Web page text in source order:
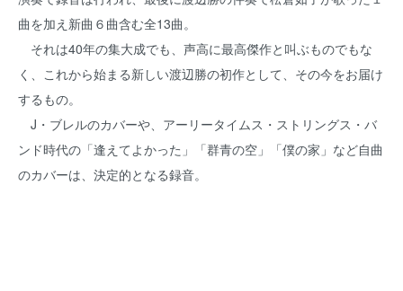
曲を加え新曲６曲含む全13曲。
それは40年の集大成でも、声高に最高傑作と叫ぶものでもな
く、これから始まる新しい渡辺勝の初作として、その今をお届け
するもの。
J・ブレルのカバーや、アーリータイムス・ストリングス・バ
ンド時代の「逢えてよかった」「群青の空」「僕の家」など自曲
のカバーは、決定的となる録音。